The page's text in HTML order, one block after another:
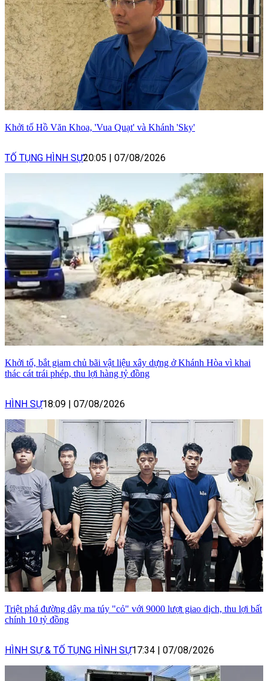
Khởi tố Hồ Văn Khoa, 'Vua Quạt' và Khánh 'Sky'
TỐ TỤNG HÌNH SỰ20:05 | 07/08/2026
Khởi tố, bắt giam chủ bãi vật liệu xây dựng ở Khánh Hòa vì khai
thác cát trái phép, thu lợi hàng tỷ đồng
HÌNH SỰ18:09 | 07/08/2026
Triệt phá đường dây ma túy "cỏ" với 9000 lượt giao dịch, thu lợi bất
chính 10 tỷ đồng
HÌNH SỰ & TỐ TỤNG HÌNH SỰ17:34 | 07/08/2026